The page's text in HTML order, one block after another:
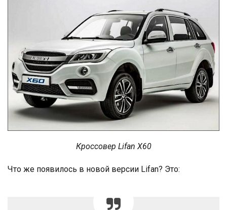
Кроссовер Lifan X60
Что же появилось в новой версии Lifan? Это: